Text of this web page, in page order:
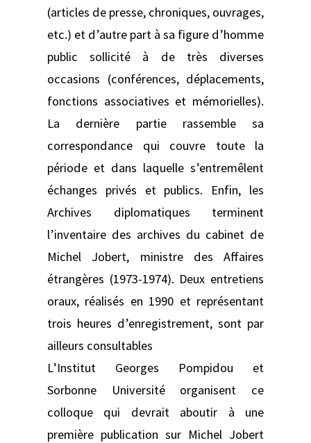
(articles de presse, chroniques, ouvrages,
etc.) et d’autre part à sa figure d’homme
public sollicité à de très diverses
occasions (conférences, déplacements,
fonctions associatives et mémorielles).
La dernière partie rassemble sa
correspondance qui couvre toute la
période et dans laquelle s’entremêlent
échanges privés et publics. Enfin, les
Archives diplomatiques terminent
l’inventaire des archives du cabinet de
Michel Jobert, ministre des Affaires
étrangères (1973-1974). Deux entretiens
oraux, réalisés en 1990 et représentant
trois heures d’enregistrement, sont par
ailleurs consultables
L’Institut Georges Pompidou et
Sorbonne Université organisent ce
colloque qui devrait aboutir à une
première publication sur Michel Jobert